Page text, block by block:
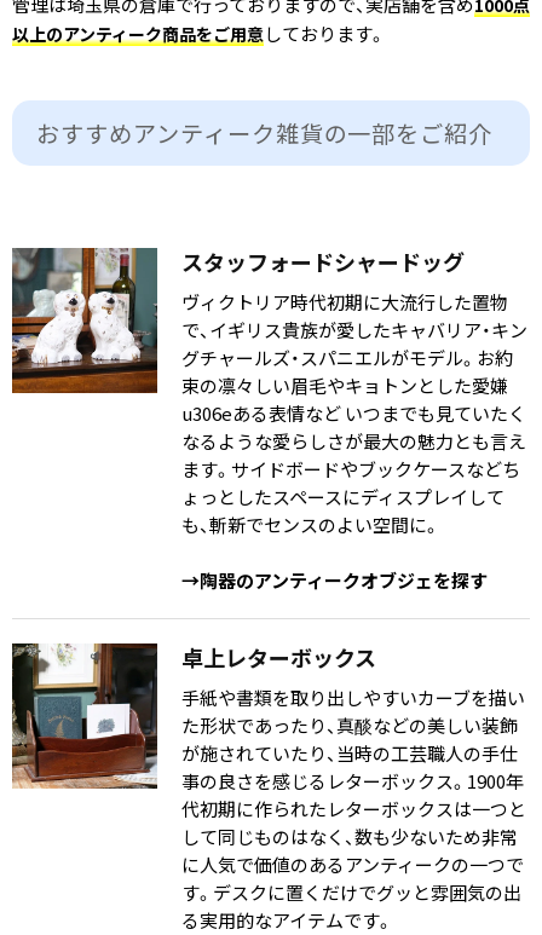
1000点
以上のアンティーク商品をご用意しております。
おすすめアンティーク雑貨の​一部を​ご紹介
スタッフォードシャードッグ
ヴィクトリア時代初期に大流行した置物
で、イギリス貴族が愛したキャバリア・キン
グチャールズ・スパニエルがモデル。お約
束の凛々しい眉毛やキョトンとした愛嫌
u306eある表情など いつまでも見ていたく
なるような愛らしさが最大の魅力とも言え
ます。サイドボードやブックケースなどち
ょっとしたスペースにディスプレイして
も、斬新でセンスのよい空間に。
→陶器のアンティークオブジェを探す
卓上レターボックス
手紙や書類を取り出しやすいカーブを描い
た形状であったり、真醈などの美しい装飾
が施されていたり、当時の工芸職人の手仕
事の良さを感じるレターボックス。1900年
代初期に作られたレターボックスは一つと
して同じものはなく、数も少ないため非常
に人気で価値のあるアンティークの一つで
す。デスクに置くだけでグッと雰囲気の出
る実用的なアイテムです。